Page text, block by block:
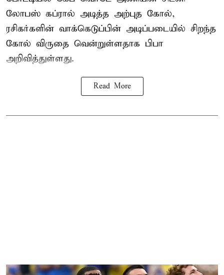
லோபஸ் கப்ரால் அடித்த அற்புத கோல்,
ரசிகர்களின் வாக்கெடுப்பின் அடிப்படையில் சிறந்த
கோல் விருதை வென்றுள்ளதாக பிபா
அறிவித்துள்ளது.
Read More